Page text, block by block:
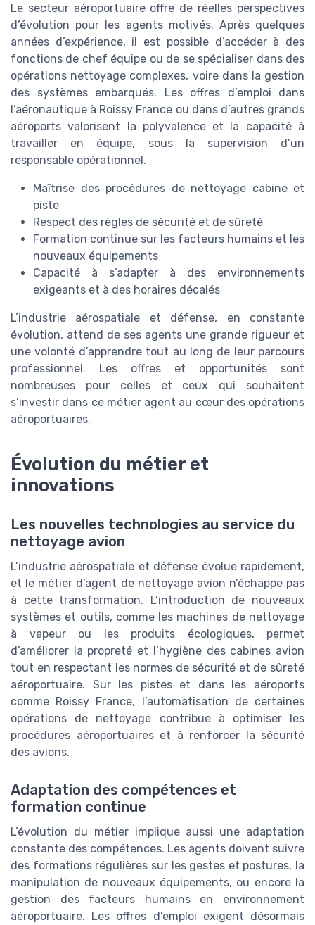
Le secteur aéroportuaire offre de réelles perspectives
d’évolution pour les agents motivés. Après quelques
années d’expérience, il est possible d’accéder à des
fonctions de chef équipe ou de se spécialiser dans des
opérations nettoyage complexes, voire dans la gestion
des systèmes embarqués. Les offres d’emploi dans
l’aéronautique à Roissy France ou dans d’autres grands
aéroports valorisent la polyvalence et la capacité à
travailler en équipe, sous la supervision d’un
responsable opérationnel.
Maîtrise des procédures de nettoyage cabine et
piste
Respect des règles de sécurité et de sûreté
Formation continue sur les facteurs humains et les
nouveaux équipements
Capacité à s’adapter à des environnements
exigeants et à des horaires décalés
L’industrie aérospatiale et défense, en constante
évolution, attend de ses agents une grande rigueur et
une volonté d’apprendre tout au long de leur parcours
professionnel. Les offres et opportunités sont
nombreuses pour celles et ceux qui souhaitent
s’investir dans ce métier agent au cœur des opérations
aéroportuaires.
Évolution du métier et
innovations
Les nouvelles technologies au service du
nettoyage avion
L’industrie aérospatiale et défense évolue rapidement,
et le métier d’agent de nettoyage avion n’échappe pas
à cette transformation. L’introduction de nouveaux
systèmes et outils, comme les machines de nettoyage
à vapeur ou les produits écologiques, permet
d’améliorer la propreté et l’hygiène des cabines avion
tout en respectant les normes de sécurité et de sûreté
aéroportuaire. Sur les pistes et dans les aéroports
comme Roissy France, l’automatisation de certaines
opérations de nettoyage contribue à optimiser les
procédures aéroportuaires et à renforcer la sécurité
des avions.
Adaptation des compétences et
formation continue
L’évolution du métier implique aussi une adaptation
constante des compétences. Les agents doivent suivre
des formations régulières sur les gestes et postures, la
manipulation de nouveaux équipements, ou encore la
gestion des facteurs humains en environnement
aéroportuaire. Les offres d’emploi exigent désormais